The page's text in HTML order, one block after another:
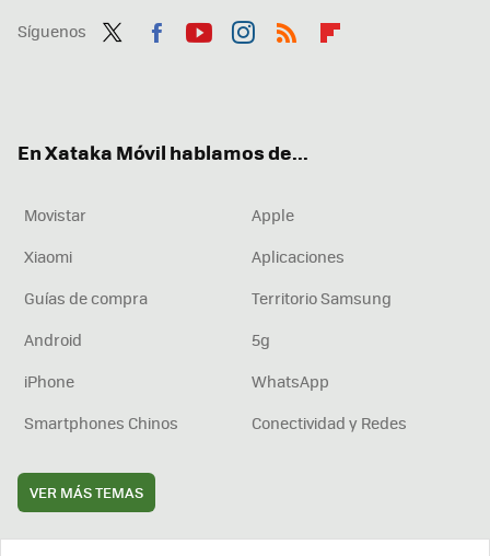
Síguenos
En Xataka Móvil hablamos de...
Movistar
Apple
Xiaomi
Aplicaciones
Guías de compra
Territorio Samsung
Android
5g
iPhone
WhatsApp
Smartphones Chinos
Conectividad y Redes
VER MÁS TEMAS